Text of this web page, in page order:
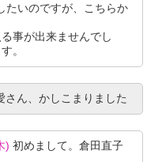
たいのですが、こちらか
事が出来ませんでし
。
さん、かしこまりました
) 初めまして。倉田直子